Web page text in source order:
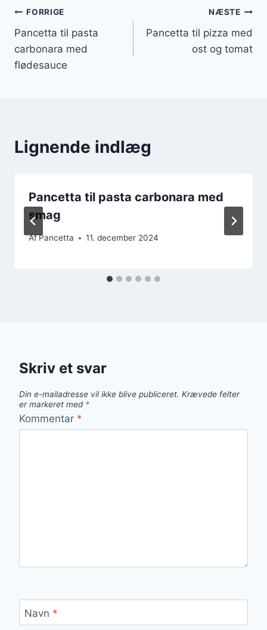
Indlægsnavigation
FORRIGE
Pancetta til pasta
carbonara med
flødesauce
NÆSTE
Pancetta til pizza med
ost og tomat
Lignende indlæg
Pancetta til pasta carbonara med
smag
AfPancetta 11. december 2024
Skriv et svar
Din e-mailadresse vil ikke blive publiceret. Krævede felter
er markeret med *
Kommentar *
Navn *